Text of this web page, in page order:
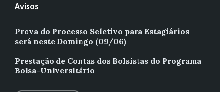
Avisos
Prova do Processo Seletivo para Estagiários
será neste Domingo (09/06)
Prestação de Contas dos Bolsistas do Programa
Bolsa-Universitário